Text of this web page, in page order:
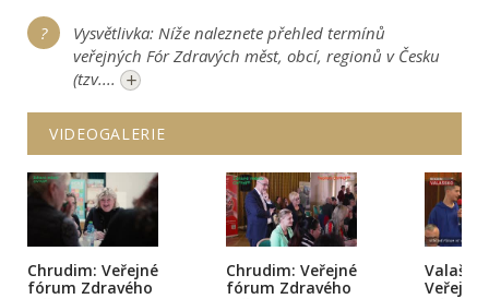
Vysvětlivka: Níže naleznete přehled termínů
veřejných Fór Zdravých měst, obcí, regionů v Česku
(tzv.... +
VIDEOGALERIE
Chrudim: Veřejné
fórum Zdravého
Chrudim: Veřejné
fórum Zdravého
Veřejné